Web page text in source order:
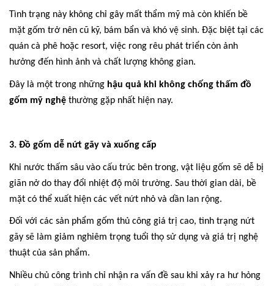
Tình trạng này không chỉ gây mất thẩm mỹ mà còn khiến bề
mặt gốm trở nên cũ kỹ, bám bẩn và khó vệ sinh. Đặc biệt tại các
quán cà phê hoặc resort, việc rong rêu phát triển còn ảnh
hưởng đến hình ảnh và chất lượng không gian.
Đây là một trong những hậu quả khi không chống thấm đồ
gốm mỹ nghệ thường gặp nhất hiện nay.
3. Đồ gốm dễ nứt gãy và xuống cấp
Khi nước thấm sâu vào cấu trúc bên trong, vật liệu gốm sẽ dễ bị
giãn nở do thay đổi nhiệt độ môi trường. Sau thời gian dài, bề
mặt có thể xuất hiện các vết nứt nhỏ và dần lan rộng.
Đối với các sản phẩm gốm thủ công giá trị cao, tình trạng nứt
gãy sẽ làm giảm nghiêm trọng tuổi thọ sử dụng và giá trị nghệ
thuật của sản phẩm.
Nhiều chủ công trình chỉ nhận ra vấn đề sau khi xảy ra hư hỏng